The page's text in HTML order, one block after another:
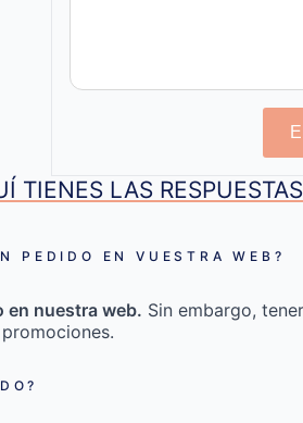
TIENES LAS
PEDIDO EN VUESTRA WEB?
en nuestra web. Sin embargo,